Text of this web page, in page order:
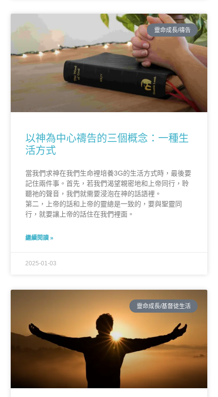
靈命成長/禱告
以神為中心禱告的三個概念：一種生
活方式
當我們求神在我們生命裡培養3G的生活方式時，最後要
記住兩件事。首先，若我們渴望親密地和上帝同行，聆
聽祂的聲音，我們就需要浸泡在神的話語裡。
第二，上帝的話和上帝的靈總是一致的，要與聖靈同
行，就要讓上帝的話住在我們裡面。
繼續閱讀 »
2025-01-03
靈命成長/基督徒生活